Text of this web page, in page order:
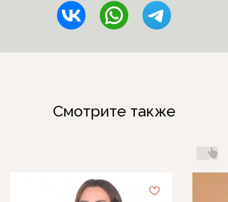
Смотрите также